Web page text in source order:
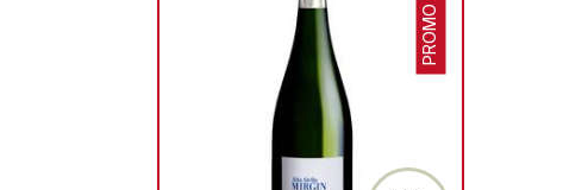
PROMO